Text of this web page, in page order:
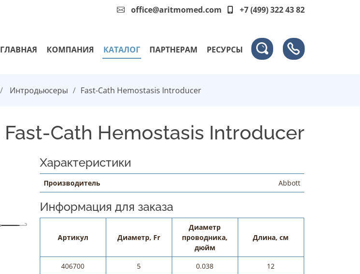
office@aritmomed.com +7 (499) 322 43 82
ГЛАВНАЯ КОМПАНИЯ КАТАЛОГ ПАРТНЕРАМ РЕСУРСЫ
Интродьюсеры Fast-Cath Hemostasis Introducer
Fast-Cath Hemostasis Introducer
Характеристики
Производитель Abbott
Информация для заказа
Артикул Диаметр, Fr
Диаметр
проводника,
дюйм
Длина, см
406700 5 0.038
12